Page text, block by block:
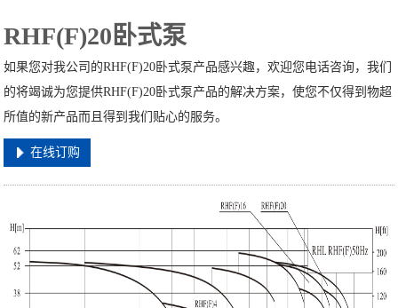
RHF(F)20卧式泵
如果您对我公司的RHF(F)20卧式泵产品感兴趣，欢迎您电话咨询，我们
的将竭诚为您提供RHF(F)20卧式泵产品的解决方案，使您不仅得到物超
所值的新产品而且得到我们贴心的服务。
在线订购